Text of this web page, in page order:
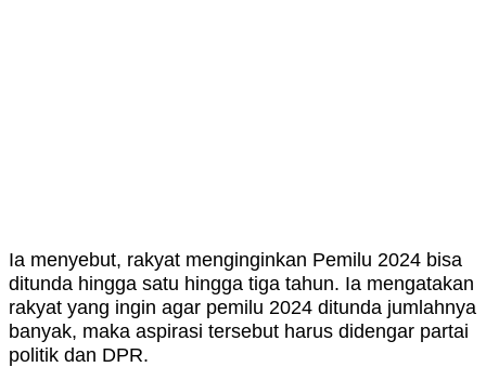
Ia menyebut, rakyat menginginkan Pemilu 2024 bisa
ditunda hingga satu hingga tiga tahun. Ia mengatakan
rakyat yang ingin agar pemilu 2024 ditunda jumlahnya
banyak, maka aspirasi tersebut harus didengar partai
politik dan DPR.